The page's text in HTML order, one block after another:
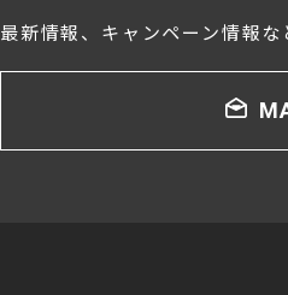
最新情報、キャンペーン情報